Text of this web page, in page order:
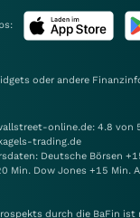
oder andere
online.de: 4.8 von
trading.de
Deutsche Börsen
Min. Dow Jones +15 Min.
durch die BaFin